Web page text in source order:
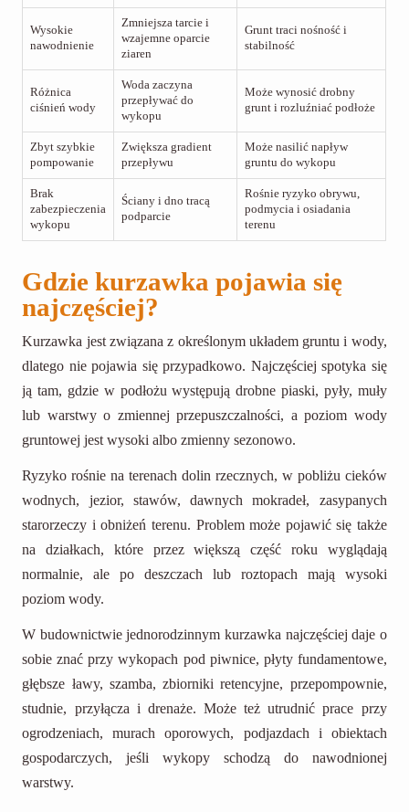
Wysokie
nawodnienie
Zmniejsza tarcie i
wzajemne oparcie
ziaren
Grunt traci nośność i
stabilność
Różnica
ciśnień wody
Woda zaczyna
przepływać do
wykopu
Może wynosić drobny
grunt i rozluźniać podłoże
Zbyt szybkie
pompowanie
Zwiększa gradient
przepływu
Może nasilić napływ
gruntu do wykopu
Brak
zabezpieczenia
wykopu
Ściany i dno tracą
podparcie
Rośnie ryzyko obrywu,
podmycia i osiadania
terenu
Gdzie kurzawka pojawia się
najczęściej?
Kurzawka jest związana z określonym układem gruntu i wody,
dlatego nie pojawia się przypadkowo. Najczęściej spotyka się
ją tam, gdzie w podłożu występują drobne piaski, pyły, muły
lub warstwy o zmiennej przepuszczalności, a poziom wody
gruntowej jest wysoki albo zmienny sezonowo.
Ryzyko rośnie na terenach dolin rzecznych, w pobliżu cieków
wodnych, jezior, stawów, dawnych mokradeł, zasypanych
starorzeczy i obniżeń terenu. Problem może pojawić się także
na działkach, które przez większą część roku wyglądają
normalnie, ale po deszczach lub roztopach mają wysoki
poziom wody.
W budownictwie jednorodzinnym kurzawka najczęściej daje o
sobie znać przy wykopach pod piwnice, płyty fundamentowe,
głębsze ławy, szamba, zbiorniki retencyjne, przepompownie,
studnie, przyłącza i drenaże. Może też utrudnić prace przy
ogrodzeniach, murach oporowych, podjazdach i obiektach
gospodarczych, jeśli wykopy schodzą do nawodnionej
warstwy.